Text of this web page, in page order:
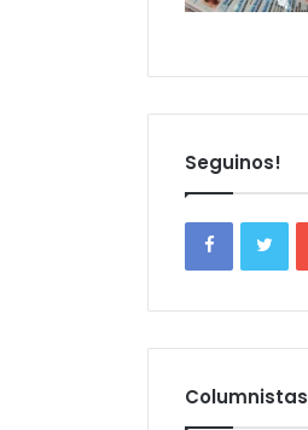
Seguinos!
Columnistas